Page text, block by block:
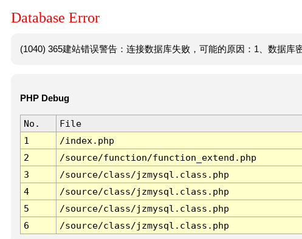
Database Error
(1040) 365建站错误警告：连接数据库失败，可能的原因：1、数据库
PHP Debug
No. File
1
/index.php
2
/source/function/function_extend.php
3
/source/class/jzmysql.class.php
4
/source/class/jzmysql.class.php
5
/source/class/jzmysql.class.php
6
/source/class/jzmysql.class.php